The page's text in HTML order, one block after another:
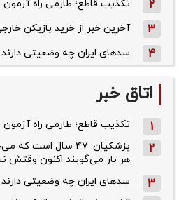
2 تکذیب قاطع؛‌ طارمی راه آزمون
3 آخرین خبر از خرید بازیکن
4 سدهای ایران چه وضعیتی دارند
اتاق خبر
1 تکذیب قاطع؛‌ طارمی راه آزمون
2
پزشکیان: ۴۷ سال
هر بار می‌گویند اکنون وقتش
3 سدهای ایران چه وضعیتی دارند